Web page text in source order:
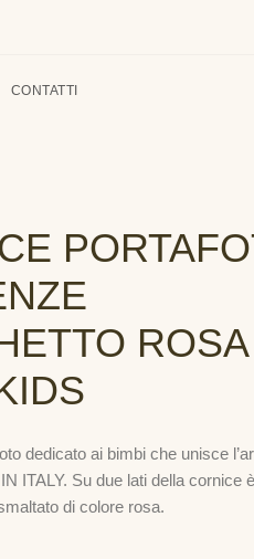
CONTATTI
ROSA
dedicato ai bimbi che unisce
ITALY. Su due lati della cornice
di colore rosa.